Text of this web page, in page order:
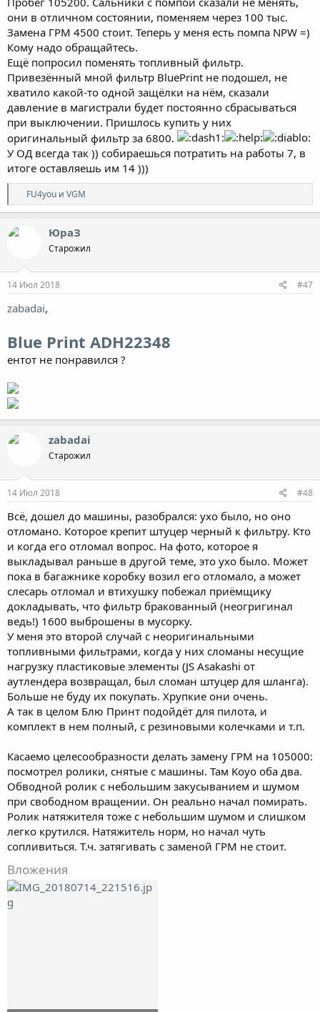
они в отличном состоянии, поменяем через 100 тыс.
Замена ГРМ 4500 стоит. Теперь у меня есть помпа NPW =)
Кому надо обращайтесь.
Ещё попросил поменять топливный фильтр.
Привезённый мной фильтр BluePrint не подошел, не
хватило какой-то одной защёлки на нём, сказали
давление в магистрали будет постоянно сбрасываться
при выключении. Пришлось купить у них
оригинальный фильтр за 6800.
У ОД всегда так )) собираешься потратить на работы 7, в
итоге оставляешь им 14 )))
Р
е
а
:
FU4you и VGM
ЮраЗ
Старожил
14 Июл 2018 #47
zabadai,
Blue Print ADH22348
ентот не понравился ?
zabadai
Старожил
14 Июл 2018 #48
Всё, дошел до машины, разобрался: ухо было, но оно
отломано. Которое крепит штуцер черный к фильтру. Кто
и когда его отломал вопрос. На фото, которое я
выкладывал раньше в другой теме, это ухо было. Может
пока в багажнике коробку возил его отломало, а может
слесарь отломал и втихушку побежал приёмщику
докладывать, что фильтр бракованный (неогригинал
ведь!) 1600 выброшены в мусорку.
У меня это второй случай с неоригинальными
топливными фильтрами, когда у них сломаны несущие
нагрузку пластиковые элементы (JS Asakashi от
аутлендера возвращал, был сломан штуцер для шланга).
Больше не буду их покупать. Хрупкие они очень.
А так в целом Блю Принт подойдёт для пилота, и
комплект в нем полный, с резиновыми колечками и т.п.
Касаемо целесообразности делать замену ГРМ на 105000:
посмотрел ролики, снятые с машины. Там Koyo оба два.
Обводной ролик с небольшим закусыванием и шумом
при свободном вращении. Он реально начал помирать.
Ролик натяжителя тоже с небольшим шумом и слишком
легко крутился. Натяжитель норм, но начал чуть
сопливиться. Т.ч. затягивать с заменой ГРМ не стоит.
Вложения